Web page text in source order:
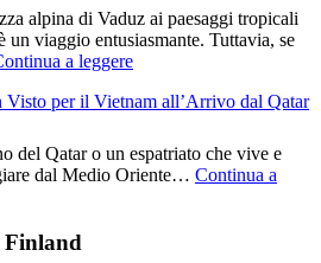
alpina di Vaduz ai paesaggi tropicali
un viaggio entusiasmante. Tuttavia, se
a leggere
Visto per il Vietnam all’Arrivo dal Qatar
del Qatar o un espatriato che vive e
dal Medio Oriente… Continua a
Finland